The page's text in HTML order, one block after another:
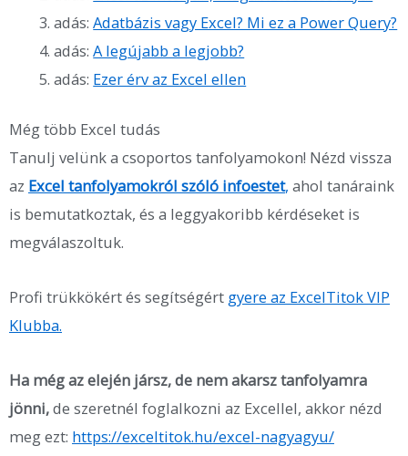
adás:Adatbázis vagy Excel? Mi ez a Power Query?
adás:A legújabb a legjobb?
adás: Ezer érv az Excel ellen
Még több Excel tudás
Tanulj velünk a csoportos tanfolyamokon! Nézd vissza
az Excel tanfolyamokról szóló infoestet, ahol tanáraink
is bemutatkoztak, és a leggyakoribb kérdéseket is
megválaszoltuk.
Profi trükkökért és segítségért gyere az ExcelTitok VIP
Klubba.
Ha még az elején jársz, de nem akarsz tanfolyamra
jönni,de szeretnél foglalkozni az Excellel, akkor nézd
meg ezt: https://exceltitok.hu/excel-nagyagyu/